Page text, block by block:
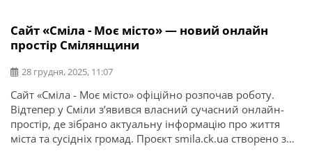
Сайт «Сміла - Моє місто» — новий онлайн
простір Смілянщини
28 грудня, 2025, 11:07
Сайт «Сміла - Моє місто» офіційно розпочав роботу.
Відтепер у Сміли з’явився власний сучасний онлайн-
простір, де зібрано актуальну інформацію про життя
міста та сусідніх громад. Проєкт smila.ck.ua створено з